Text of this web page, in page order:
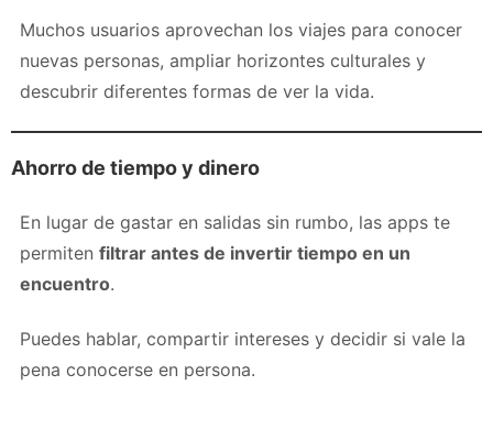
Muchos usuarios aprovechan los viajes para conocer
nuevas personas, ampliar horizontes culturales y
descubrir diferentes formas de ver la vida.
Ahorro de tiempo y dinero
En lugar de gastar en salidas sin rumbo, las apps te
permiten filtrar antes de invertir tiempo en un
encuentro.
Puedes hablar, compartir intereses y decidir si vale la
pena conocerse en persona.